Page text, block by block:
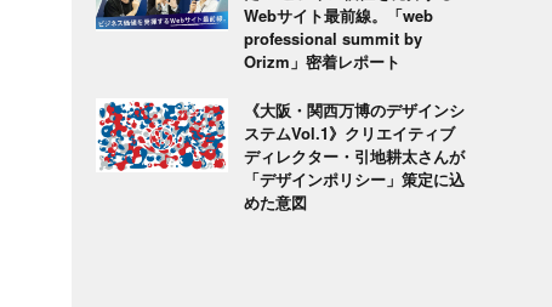
Webサイト最前線。「web
professional summit by
Orizm」密着レポート
《大阪・関西万博のデザインシ
ステムVol.1》クリエイティブ
ディレクター・引地耕太さんが
「デザインポリシー」策定に込
めた意図